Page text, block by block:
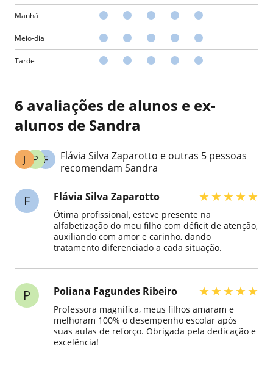
Manhã
Meio-dia
Tarde
6 avaliações de alunos e ex-
alunos de Sandra
F
P
J
Flávia Silva Zaparotto e outras 5 pessoas
recomendam Sandra
F Flávia Silva Zaparotto ★★★★★
Ótima profissional, esteve presente na
alfabetização do meu filho com déficit de atenção,
auxiliando com amor e carinho, dando
tratamento diferenciado a cada situação.
P Poliana Fagundes Ribeiro ★★★★★
Professora magnífica, meus filhos amaram e
melhoram 100% o desempenho escolar após
suas aulas de reforço. Obrigada pela dedicação e
excelência!